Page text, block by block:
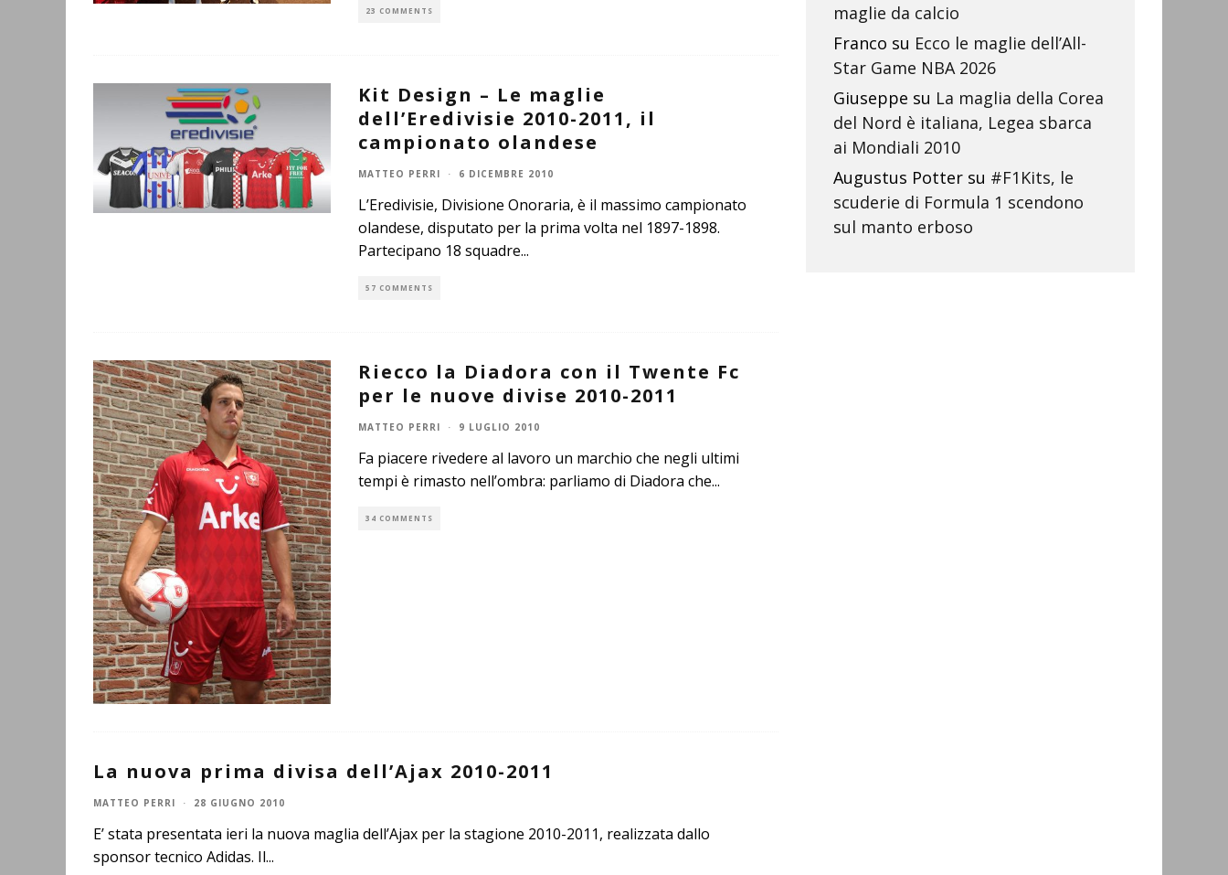
23 COMMENTS
Kit Design – Le maglie
dell’Eredivisie 2010-2011, il
campionato olandese
MATTEO PERRI · 6 DICEMBRE 2010
L’Eredivisie, Divisione Onoraria, è il massimo campionato
olandese, disputato per la prima volta nel 1897-1898.
Partecipano 18 squadre...
57 COMMENTS
Riecco la Diadora con il Twente Fc
per le nuove divise 2010-2011
MATTEO PERRI · 9 LUGLIO 2010
Fa piacere rivedere al lavoro un marchio che negli ultimi
tempi è rimasto nell’ombra: parliamo di Diadora che...
34 COMMENTS
La nuova prima divisa dell’Ajax 2010-2011
MATTEO PERRI · 28 GIUGNO 2010
E’ stata presentata ieri la nuova maglia dell’Ajax per la stagione 2010-2011, realizzata dallo
sponsor tecnico Adidas. Il...
maglie da calcio
Franco su Ecco le maglie dell’All-
Star Game NBA 2026
Giuseppe su La maglia della Corea
del Nord è italiana, Legea sbarca
ai Mondiali 2010
Augustus Potter su #F1Kits, le
scuderie di Formula 1 scendono
sul manto erboso